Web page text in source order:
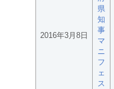
2016年3月8日
県
知
事
マ
ニ
フ
ェ
ス